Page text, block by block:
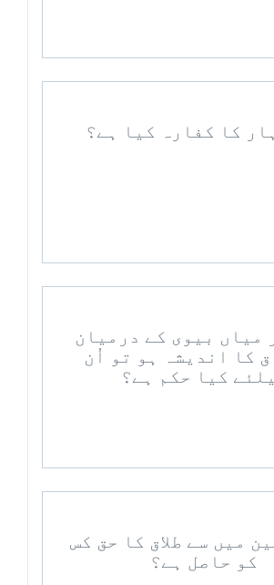
میاں بیوی کے درمیان
کا اندیشہ ہو تو اُن
کیا حکم ہے؟
میں سے طلاق کا حق کس
کو حاصل ہے؟